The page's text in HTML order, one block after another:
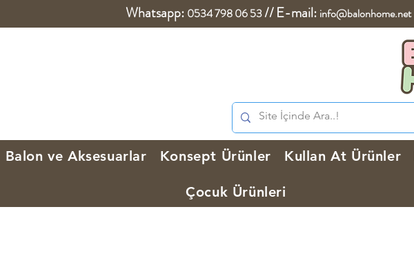
Whatsapp: 0534 798 06 53//E-mail: info@balonhome.net
Balon ve Aksesuarlar Konsept Ürünler Kullan At Ürünler
Çocuk Ürünleri